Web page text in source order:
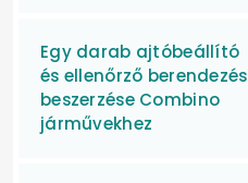
Egy darab ajtóbeállító
és ellenőrző berendezés
beszerzése Combino
járművekhez